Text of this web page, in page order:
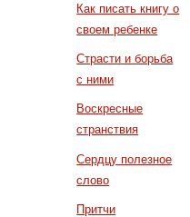
Как писать книгу о
своем ребенке
Страсти и борьба
с ними
Воскресные
странствия
Сердцу полезное
слово
Притчи